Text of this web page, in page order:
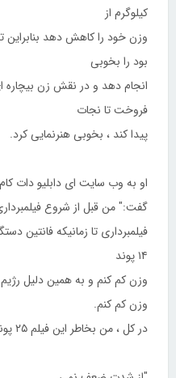
کیلوگرم از
وزن خود را کاهش دهد
بود را بخوبی
انجام دهد و در نقش زن
فروخت تا نجات
پیدا کند ، بخوبی هنرنمایی کرد.
او به وب سایت ای دابلیو دات کام
گفت:" من قبل از شروع فیلمبرداری ۱۰ پوند وزن کم کردم و بعد از
۱۴ پوند
وزن کم کنم.
در کل ، من بخاطر این فیلم ۲۵ پوند لاغر شدم.